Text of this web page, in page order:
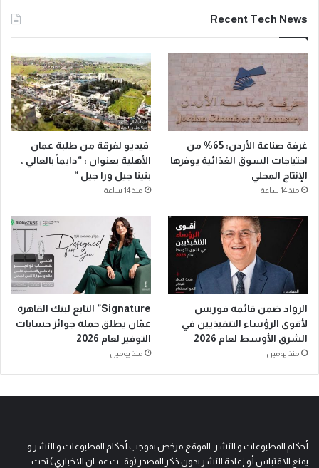
Recent Tech News
غرفة صناعة الأردن: 65% من
احتياجات السوق الغذائية يوفرها
الإنتاج المحلي
منذ 14 ساعة
فيديو لفرقة من طلبة عمان
الأهلية بعنوان : “دايماً بالعالي ،
بنينا جيل ورا جيل “
منذ 14 ساعة
الرواد ضمن قائمة فوربس
لأقوى الرؤساء التنفيذيين في
الشرق الأوسط لعام 2026
منذ يومين
Signature” التابع لبنك القاهرة
عمّان يطلق حملة جوائز حسابات
التوفير لعام 2026
منذ يومين
أحكام المطبوعات و النشر: الموقع مرخص بموجب أحكام المطبوعات و النشر و
يمنع الاقتباس أو إعادة النشر بدون ذكر المصدر (وقـــت عمــان الاخباري ) تحت